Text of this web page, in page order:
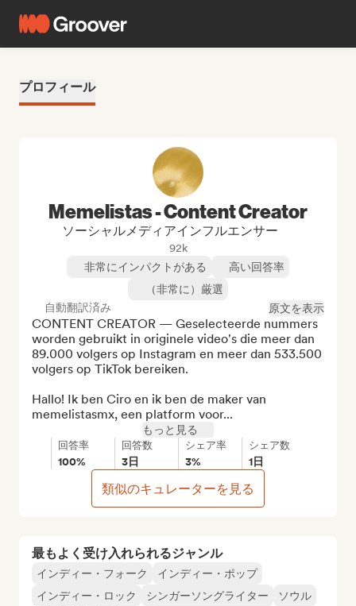
プロフィール
最もよく受け入れられるジャンル
インディー・フォーク
インディー・ポップ
インディー・ロック
シンガーソングライター ソウル
Memelistas - Content Creator
ソーシャルメディアインフルエンサー
92k
非常にインパクトがある
高い回答率
（非常に）厳選
自動翻訳済み
原文を表示
CONTENT CREATOR — Geselecteerde nummers
worden gebruikt in originele video's die meer dan
89.000 volgers op Instagram en meer dan 533.500
volgers op TikTok bereiken.
Hallo! Ik ben Ciro en ik ben de maker van
memelistasmx, een platform voor...
もっと見る
回答率
100%
回答数
3日
シェア率
3%
シェア数
1日
類似のキュレーターを見る